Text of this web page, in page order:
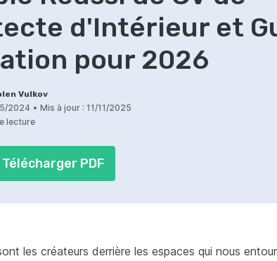
d'Intérieur et
pour 2026
Vulkov
2024 • Mis à jour : 11/11/2025
lecture
PDF
les créateurs derrière les espaces qui nous